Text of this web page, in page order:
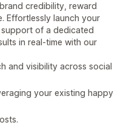
credibility, reward
Effortlessly launch your
support of a dedicated
in real-time with our
and visibility across social
your existing happy